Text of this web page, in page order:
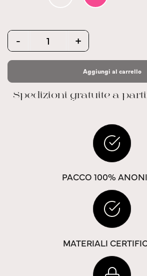
Quantity
- +
Aggiungi al carrello
Spedizioni gratuite a
PACCO 100%
MATERIALI